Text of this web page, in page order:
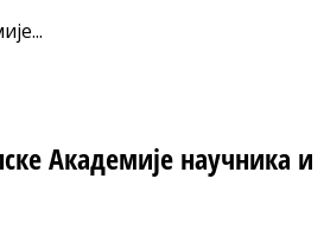
Академије научника и